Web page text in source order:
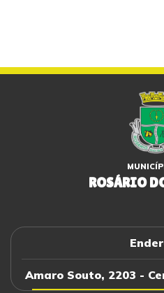
ROSÁRIO
Amaro Souto, 2203 -